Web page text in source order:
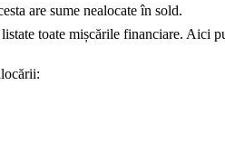
are sume nealocate în sold.
toate mișcările financiare. Aici